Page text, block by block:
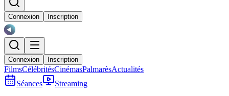
Connexion Inscription
Connexion Inscription
FilmsCélébritésCinémasPalmarèsActualités
Séances
Streaming